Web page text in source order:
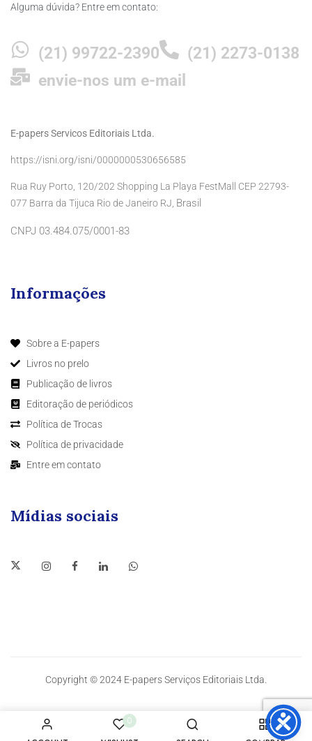
0
Alguma dúvida? Entre em contato:
(21) 99722-2390
(21) 2273-0138
envie-nos um e-mail
E-papers Servicos Editoriais Ltda.
https://isni.org/isni/0000000530656585
Rua Ruy Porto, 120/202 Shopping La Playa FestMall CEP 22793-
077 Barra da Tijuca Rio de Janeiro RJ, Brasil
CNPJ 03.484.075/0001-83
Informações
Sobre a E-papers
Livros no prelo
Publicação de livros
Editoração de periódicos
Política de Trocas
Política de privacidade
Entre em contato
Mídias sociais
Copyright © 2024 E-papers Serviços Editoriais Ltda.